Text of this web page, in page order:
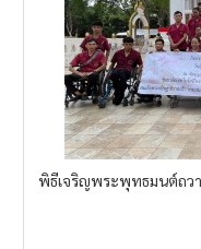
พิธีเจริญพระพุทธมนต์ถว